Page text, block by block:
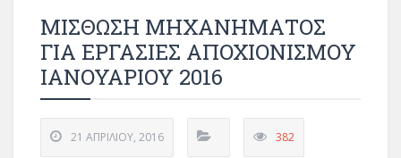
ΜΙΣΘΩΣΗ ΜΗΧΑΝΗΜΑΤΟΣ
ΓΙΑ ΕΡΓΑΣΙΕΣ ΑΠΟΧΙΟΝΙΣΜΟΥ
ΙΑΝΟΥΑΡΙΟΥ 2016
21 ΑΠΡΙΛΊΟΥ, 2016 382